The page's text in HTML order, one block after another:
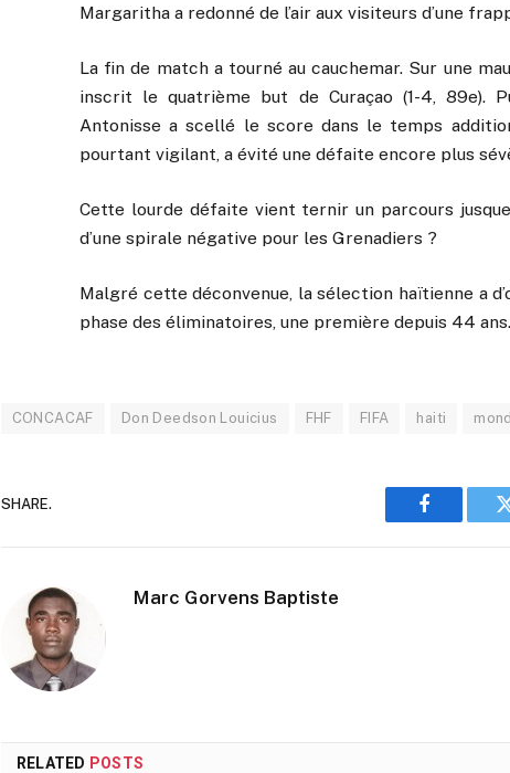
Margaritha a redonné de l’air aux visiteurs d’une
La fin de match a tourné au cauchemar. Sur une
inscrit le quatrième but de Curaçao (1-4, 89e).
Antonisse a scellé le score dans le temps
pourtant vigilant, a évité une défaite encore plus
Cette lourde défaite vient ternir un parcours
d’une spirale négative pour les Grenadiers ?
Malgré cette déconvenue, la sélection haïtienne a
phase des éliminatoires, une première depuis 44
CONCACAF Don Deedson Louicius FHF FIFA haiti
SHARE.
Facebook
Marc Gorvens Baptiste
RELATED POSTS